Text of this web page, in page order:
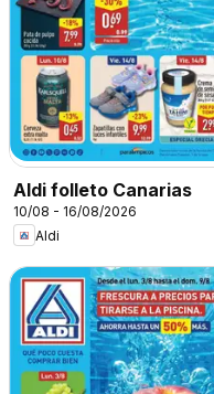
Aldi folleto Canarias
10/08 - 16/08/2026
Aldi